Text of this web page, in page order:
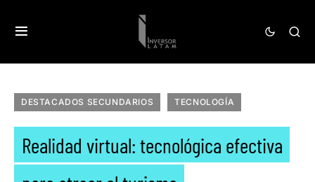
DESTACADOS SECUNDARIOS TECNOLOGÍA
Realidad virtual: tecnológica efectiva